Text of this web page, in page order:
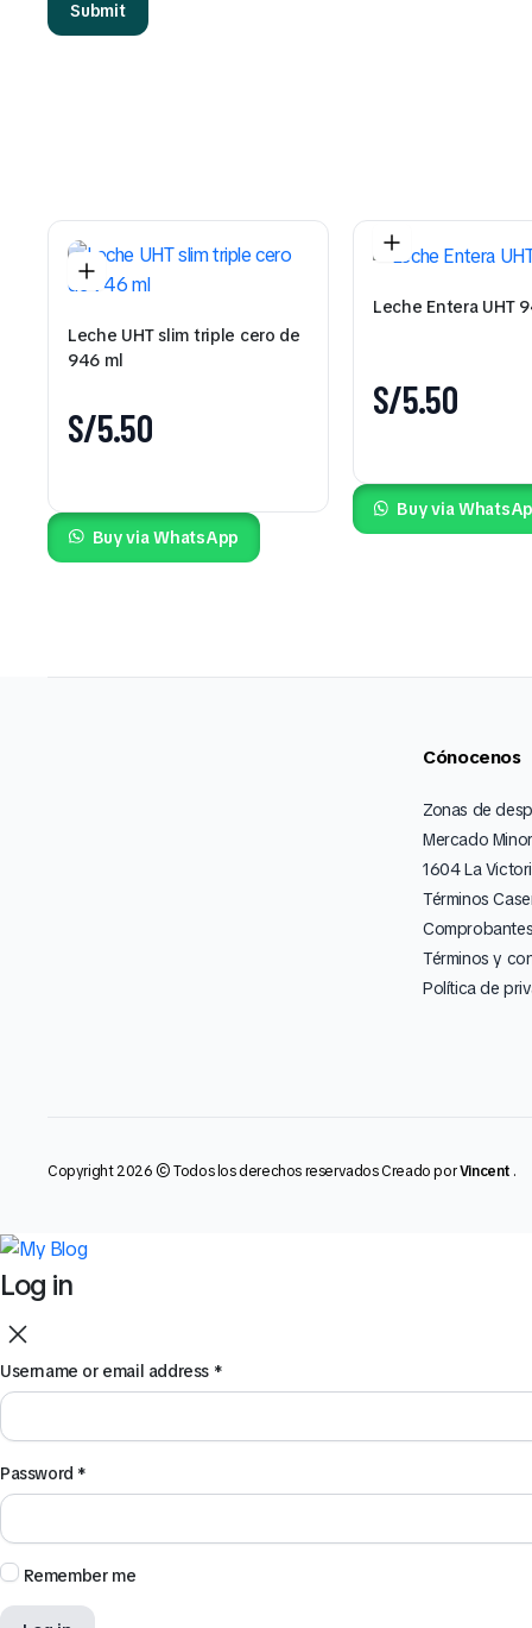
Leche UHT slim triple cero de
946 ml
S/5.50
Buy via WhatsApp
Leche Entera UHT
S/5.50
Buy via
Cónocenos
Zonas de
Mercado
1604 La
Términos
Términos y
Política de
Copyright 2026 © Todos los derechos reservados Creado porVincent .
Log in
Username or email address *
Password *
Remember me